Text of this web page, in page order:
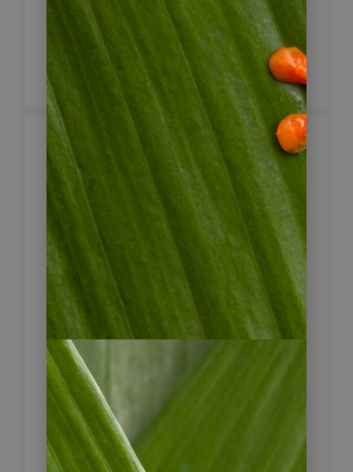
2 x Hotel Boutique Casa de Lola
Garcia, Suite Standard
Inklusive Frühstück
Ausflug zu den
Wachspalmen im
Samaria Valley
Heute unternehmen Sie einen
geführten Ausflug in die Umgebung
von San Félix, wo sich ein
ausgedehntes Wachspalmengebiet
befindet: das Samaria-Tal. Das
Samaria-Tal weist eine ähnliche
Landschaftsform auf wie das
bekanntere Cocora-Tal: offene
Weideflächen, sanfte Hügel und
zahlreiche Wachspalmen, die bis zu
60 Meter hoch werden.